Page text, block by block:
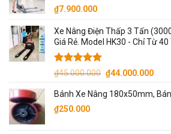
₫7.900.000
Xe Nâng Điện Thấp 3 Tấn
Giá Rẻ. Model HK30 - Chỉ Từ 40
Được xếp
5 sao
₫45.000.000 Giá
là:
₫44.000.000Giá
tại
Bánh Xe Nâng 180x50mm,
₫250.000